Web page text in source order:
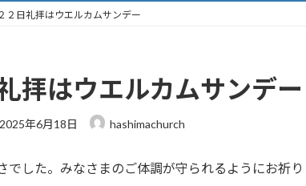
２日礼拝はウエルカムサンデー
拝はウエルカムサンデー
最
2025年6月18日 hashimachurch
でした。みなさまのご体調が守られるようにお祈り